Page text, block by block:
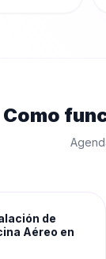
Como
de
Aéreo en